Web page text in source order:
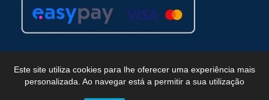
Este site utiliza cookies para lhe oferecer uma experiência mais
personalizada. Ao navegar está a permitir a sua utilização
Copyright © Funerária Trofense